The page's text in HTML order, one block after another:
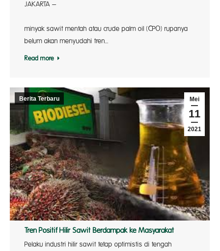
JAKARTA –
minyak sawit mentah atau crude palm oil (CPO) rupanya
belum akan menyudahi tren…
Read more
Mei
11
2021
Berita Terbaru
Tren Positif Hilir Sawit Berdampak ke Masyarakat
Pelaku industri hilir sawit tetap optimistis di tengah